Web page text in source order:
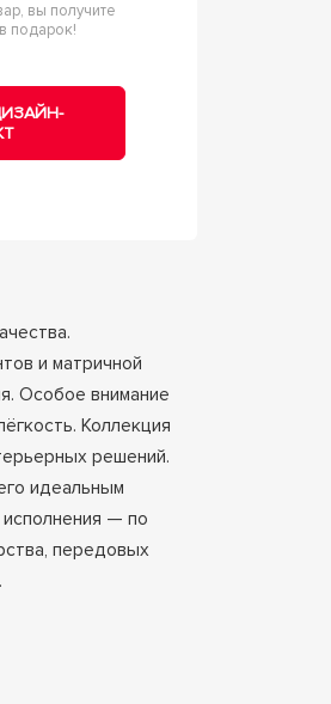
вы получите
подарок!
и матричной
Особое внимание
Коллекция
решений.
идеальным
— по
передовых